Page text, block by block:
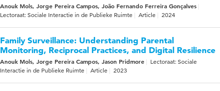
Anouk Mols, Jorge Pereira Campos, João Fernando Ferreira Gonçalves
Lectoraat: Sociale Interactie in de Publieke Ruimte Article 2024
Family Surveillance: Understanding Parental
Monitoring, Reciprocal Practices, and Digital Resilience
Anouk Mols, Jorge Pereira Campos, Jason Pridmore
Lectoraat: Sociale
Interactie in de Publieke Ruimte
Article 2023